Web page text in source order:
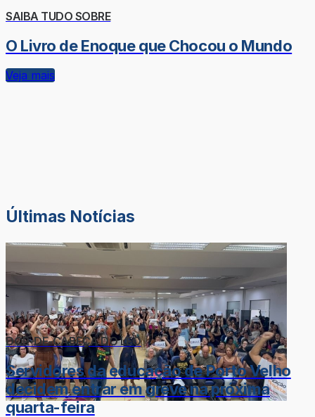
SAIBA TUDO SOBRE
O Livro de Enoque que Chocou o Mundo
Veja mais
Últimas Notícias
DOR-DE-CABEÇA DO LÉO
Servidores da educação de Porto Velho
decidem entrar em greve na próxima
quarta-feira